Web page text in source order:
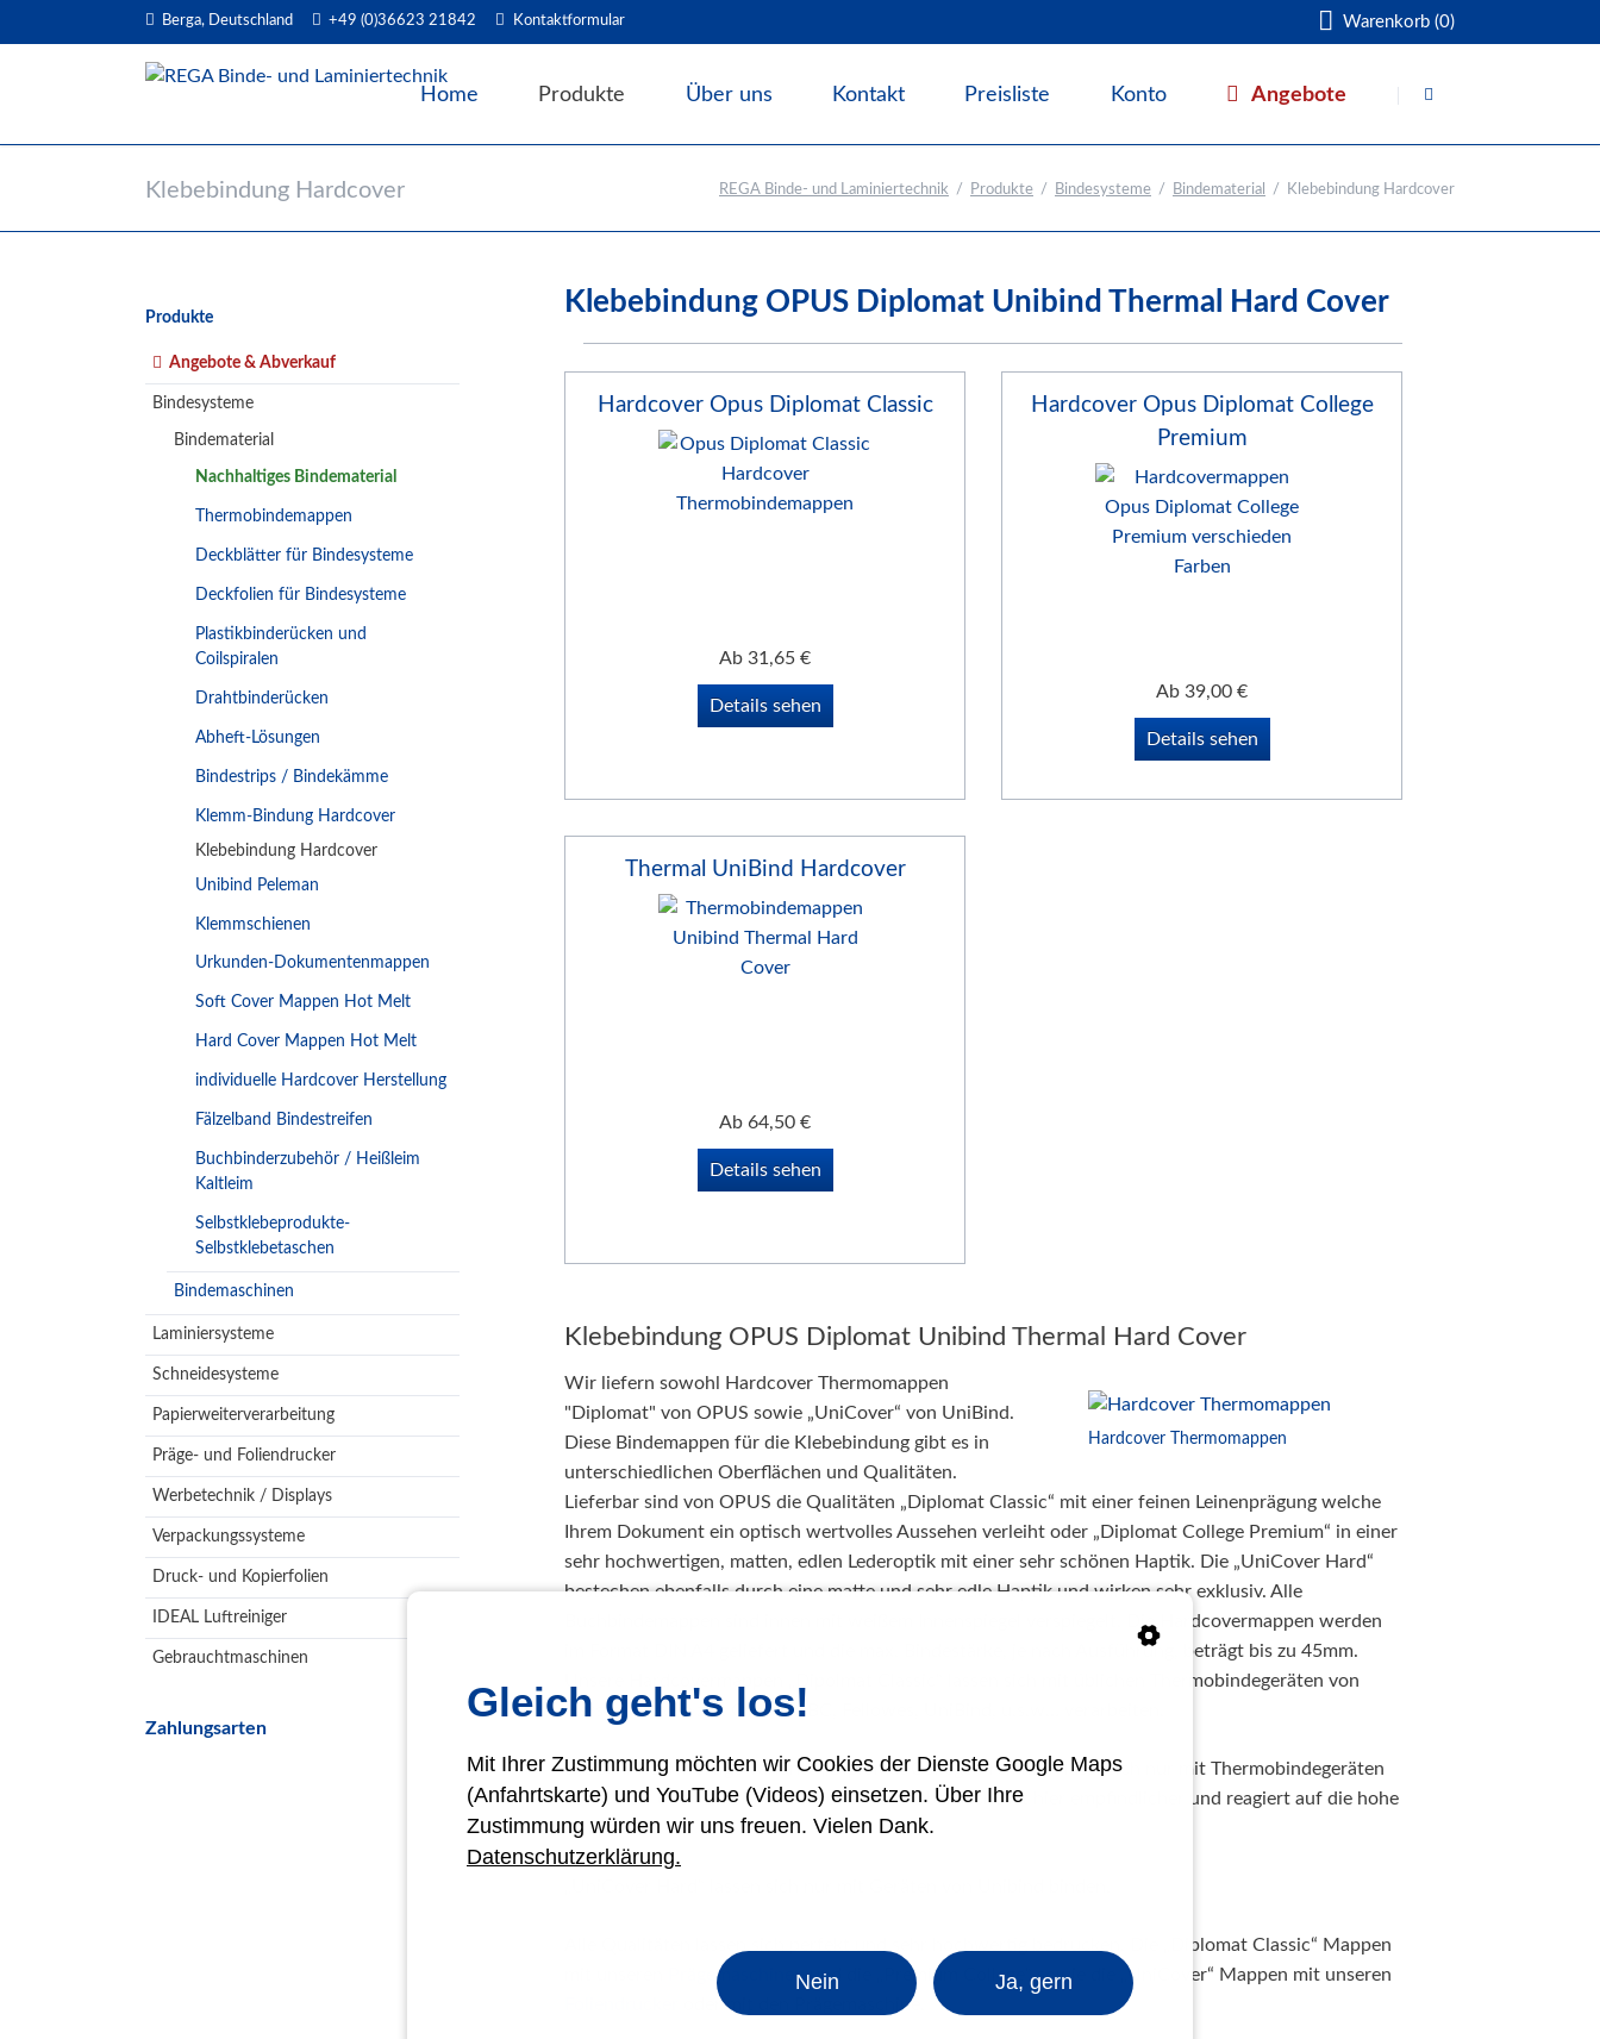
Berga, Deutschland +49 (0)36623 21842 Kontaktformular Warenkorb (0)
überspringen
Home Produkte
Bindematerial
Thermobindemappen
Deckblätter für Bindesysteme
Plastikbinderücken und Coilspiralen
Drahtbinderücken
Urkunden-Dokumentenmappen
Fälzelband Bindestreifen
Buchbinderzubehör / Heißleim Kaltleim
Selbstklebeprodukte-Selbstklebetaschen
Über uns Kontakt Preisliste Konto Angebote
Klebebindung Hardcover REGA Binde- und Laminiertechnik Produkte Bindesysteme Bindematerial Klebebindung Hardcover
Klebebindung OPUS Diplomat Unibind Thermal Hard Cover
Hardcover Opus Diplomat Classic
Ab 31,65 €
Details sehen
Hardcover Opus Diplomat College
Premium
Ab 39,00 €
Details sehen
Thermal UniBind Hardcover
Ab 64,50 €
Details sehen
Klebebindung OPUS Diplomat Unibind Thermal Hard Cover
Hardcover Thermomappen
Wir liefern sowohl Hardcover Thermomappen
"Diplomat" von OPUS sowie „UniCover“ von UniBind.
Diese Bindemappen für die Klebebindung gibt es in
unterschiedlichen Oberflächen und Qualitäten.
Lieferbar sind von OPUS die Qualitäten „Diplomat Classic“ mit einer feinen Leinenprägung welche
Ihrem Dokument ein optisch wertvolles Aussehen verleiht oder „Diplomat College Premium“ in einer
sehr hochwertigen, matten, edlen Lederoptik mit einer sehr schönen Haptik. Die „UniCover Hard“
bestechen ebenfalls durch eine matte und sehr edle Haptik und wirken sehr exklusiv. Alle
Buchbindemappen sind innen mit weißem Innenspiegel verspiegelt. Die Hardcovermappen werden
im Format DIN A4 geliefert und die max. Bindestärke, je nach Ausführung, beträgt bis zu 45mm.
Unsere Hardcovermappen „Dipolmat Classic“ lassen sich mit üblichen Thermobindegeräten von
Herstellern wie z.B. OPUS, GBC, Fellowes, UniBind, u.s.w… verarbeiten.
Die sehr hochwertige Variante „Diplomat College Premium“ lässt sich nur mit Thermobindegeräten
von OPUS oder UniBind verarbeiten. Die Oberfläche ist hier empfindlicher und reagiert auf die hohe
Temperatur.
Alle Qualitäten lassen sich perfekt und sehr hochwertig bedrucken. Die „Diplomat Classic“ Mappen
Prägemaschinen und die „Premium College“ sowie die „UniCover“ Mappen mit unseren
oder mit den Prägemaschine.
Navigation
Produkte
Angebote & Abverkauf
Bindesysteme
Bindematerial
Nachhaltiges Bindematerial
Thermobindemappen
Deckblätter für Bindesysteme
Deckfolien für Bindesysteme
Plastikbinderücken und
Coilspiralen
Drahtbinderücken
Abheft-Lösungen
Bindestrips / Bindekämme
Klemm-Bindung Hardcover
Klebebindung Hardcover
Unibind Peleman
Klemmschienen
Urkunden-Dokumentenmappen
Soft Cover Mappen Hot Melt
Hard Cover Mappen Hot Melt
individuelle Hardcover Herstellung
Fälzelband Bindestreifen
Buchbinderzubehör / Heißleim
Kaltleim
Selbstklebeprodukte-
Selbstklebetaschen
Bindemaschinen
Laminiersysteme
Schneidesysteme
Papierweiterverarbeitung
Präge- und Foliendrucker
Werbetechnik / Displays
Verpackungssysteme
Druck- und Kopierfolien
IDEAL Luftreiniger
Gebrauchtmaschinen
Zahlungsarten
Gleich geht's los!
Mit Ihrer Zustimmung möchten wir Cookies der Dienste Google Maps
(Anfahrtskarte) und YouTube (Videos) einsetzen. Über Ihre
Zustimmung würden wir uns freuen. Vielen Dank.
Datenschutzerklärung.
Nein Ja, gern